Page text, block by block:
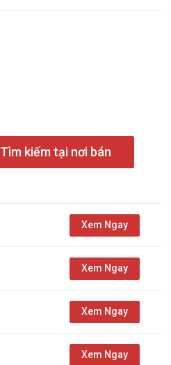
Tìm kiếm tại nơi bán
Xem Ngay
Xem Ngay
Xem Ngay
Xem Ngay